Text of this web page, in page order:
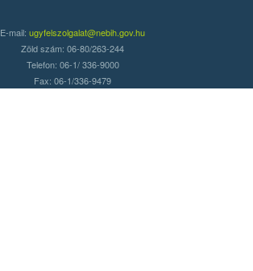
E-mail: ugyfelszolgalat@nebih.gov.hu
Zöld szám: 06-80/263-244
Telefon: 06-1/ 336-9000
Fax: 06-1/336-9479